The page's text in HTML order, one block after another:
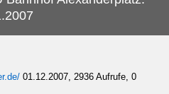
01.12.2007, 2936 Aufrufe, 0